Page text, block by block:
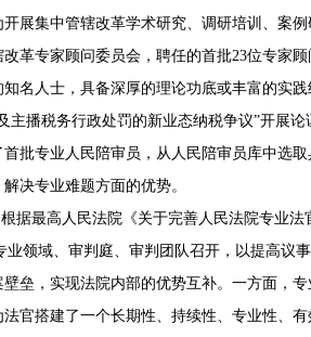
展集中管辖改革学术研究、调研培训、案
革专家顾问委员会，聘任的首批23位专家
名人士，具备深厚的理论功底或丰富的实
播税务行政处罚的新业态纳税争议”开展
批专业人民陪审员，从人民陪审员库中选
决专业难题方面的优势。
最高人民法院《关于完善人民法院专业法
领域、审判庭、审判团队召开，以提高议
垒，实现法院内部的优势互补。一方面，
官搭建了一个长期性、持续性、专业性、有